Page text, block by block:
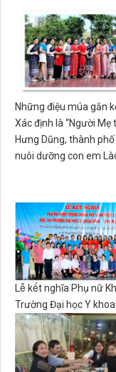
Những điệu múa gắn
Xác định là “Người
Hưng Dũng, thành
nuôi dưỡng con em
Lễ kết nghĩa Phụ nữ
Trường Đại học Y